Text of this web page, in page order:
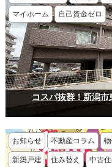
マイホーム 自己資金ゼロ
コスパ抜群！新潟
お知らせ 不動産コラム
新築戸建 住み替え 中古